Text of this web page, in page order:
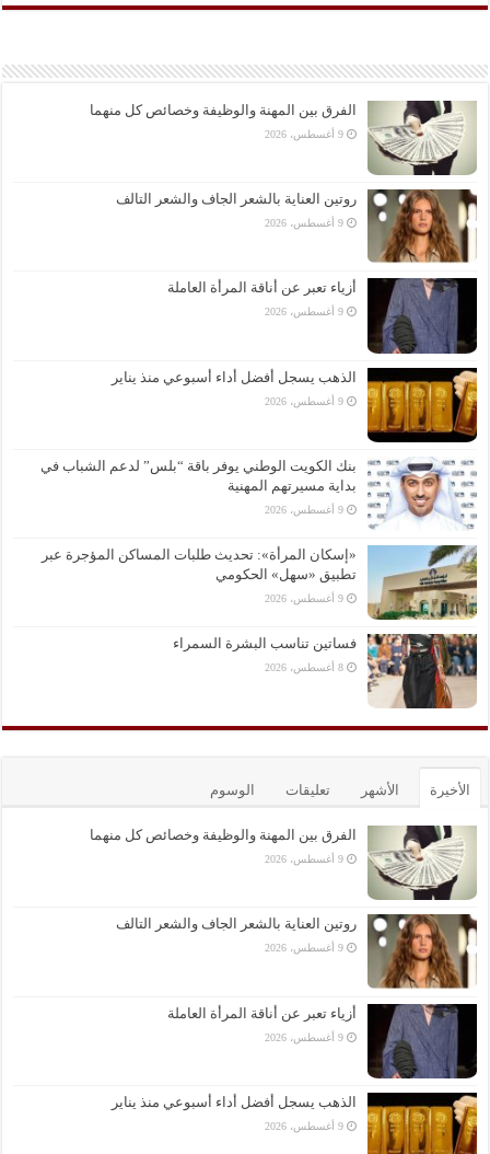
الفرق بين المهنة والوظيفة وخصائص كل منهما
9 أغسطس، 2026
روتين العناية بالشعر الجاف والشعر التالف
9 أغسطس، 2026
أزياء تعبر عن أناقة المرأة العاملة
9 أغسطس، 2026
الذهب يسجل أفضل أداء أسبوعي منذ يناير
9 أغسطس، 2026
بنك الكويت الوطني يوفر باقة “بلس” لدعم الشباب في
بداية مسيرتهم المهنية
9 أغسطس، 2026
«إسكان المرأة»: تحديث طلبات المساكن المؤجرة عبر
تطبيق «سهل» الحكومي
9 أغسطس، 2026
فساتين تناسب البشرة السمراء
8 أغسطس، 2026
الأخيرة الأشهر تعليقات الوسوم
الفرق بين المهنة والوظيفة وخصائص كل منهما
9 أغسطس، 2026
روتين العناية بالشعر الجاف والشعر التالف
9 أغسطس، 2026
أزياء تعبر عن أناقة المرأة العاملة
9 أغسطس، 2026
الذهب يسجل أفضل أداء أسبوعي منذ يناير
9 أغسطس، 2026